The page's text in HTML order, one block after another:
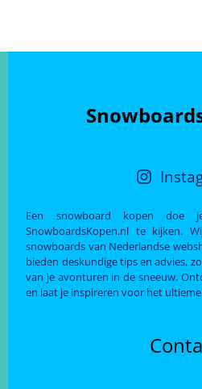
Een snowboard kopen
SnowboardsKopen.nl te kijken.
snowboards van Nederlandse
bieden deskundige tips en advies,
van je avonturen in de sneeuw.
en laat je inspireren voor het